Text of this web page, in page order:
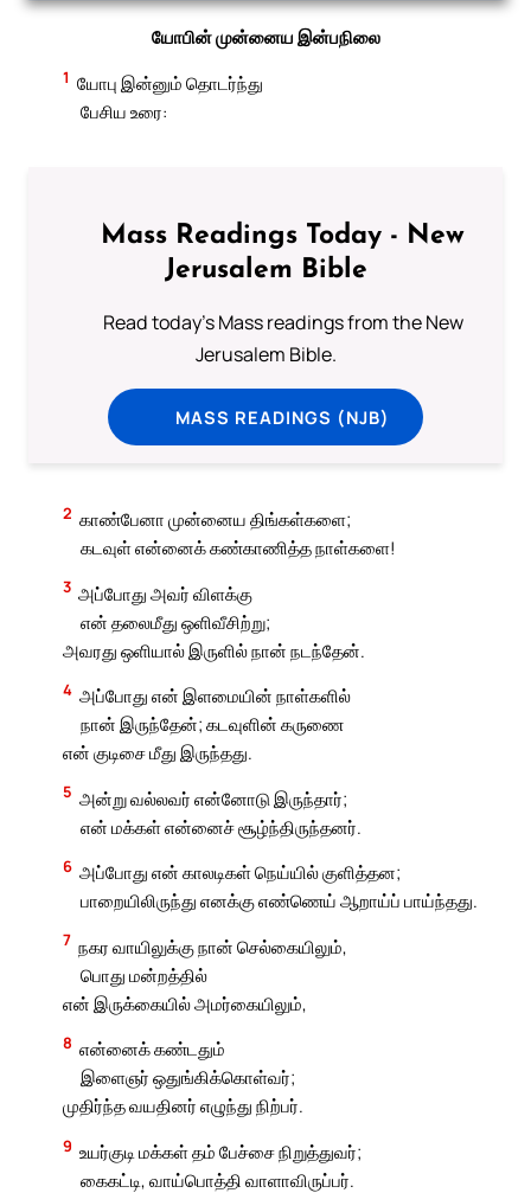
யோபின் முன்னைய இன்பநிலை
1 யோபு இன்னும் தொடர்ந்து
பேசிய உரை:
Mass Readings Today - New
Jerusalem Bible
Read today's Mass readings from the New
Jerusalem Bible.
MASS READINGS (NJB)
2 காண்பேனா முன்னைய திங்கள்களை;
கடவுள் என்னைக் கண்காணித்த நாள்களை!
3 அப்போது அவர் விளக்கு
என் தலைமீது ஒளிவீசிற்று;
அவரது ஒளியால் இருளில் நான் நடந்தேன்.
4 அப்போது என் இளமையின் நாள்களில்
நான் இருந்தேன்; கடவுளின் கருணை
என் குடிசை மீது இருந்தது.
5 அன்று வல்லவர் என்னோடு இருந்தார்;
என் மக்கள் என்னைச் சூழ்ந்திருந்தனர்.
6 அப்போது என் காலடிகள் நெய்யில் குளித்தன;
பாறையிலிருந்து எனக்கு எண்ணெய் ஆறாய்ப் பாய்ந்தது.
7 நகர வாயிலுக்கு நான் செல்கையிலும்,
பொது மன்றத்தில்
என் இருக்கையில் அமர்கையிலும்,
8 என்னைக் கண்டதும்
இளைஞர் ஒதுங்கிக்கொள்வர்;
முதிர்ந்த வயதினர் எழுந்து நிற்பர்.
9 உயர்குடி மக்கள் தம் பேச்சை நிறுத்துவர்;
கைகட்டி, வாய்பொத்தி வாளாவிருப்பர்.